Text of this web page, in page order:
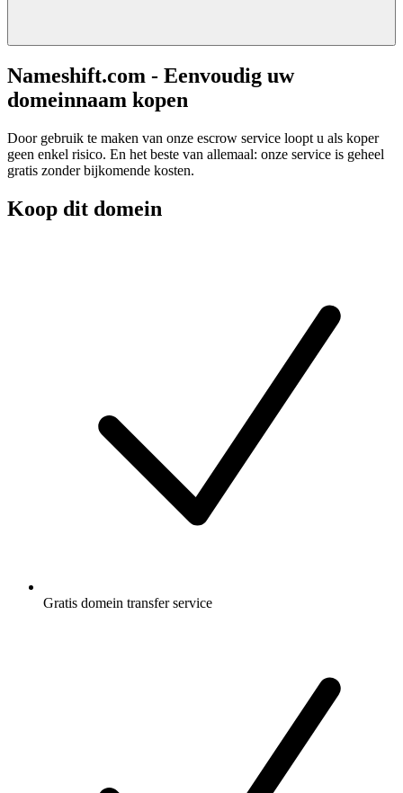
Nameshift.com - Eenvoudig uw
domeinnaam kopen
Door gebruik te maken van onze escrow service loopt u als koper
geen enkel risico. En het beste van allemaal: onze service is geheel
gratis zonder bijkomende kosten.
Koop dit domein
Gratis domein transfer service